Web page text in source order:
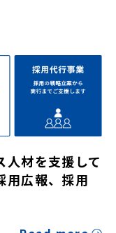
人材を支援して
用広報、採用